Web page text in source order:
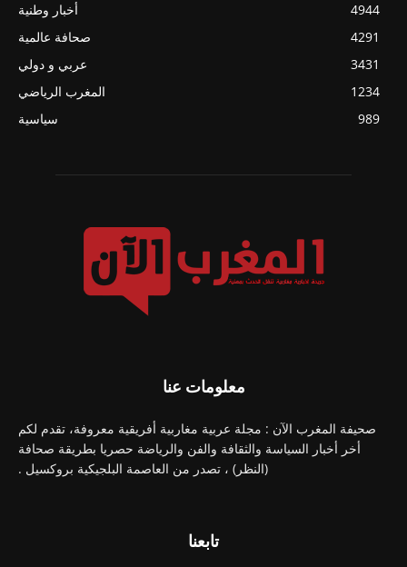
أخبار وطنية
4944
صحافة عالمية
4291
عربي و دولي
3431
المغرب الرياضي
1234
سياسية
989
معلومات عنا
صحيفة المغرب الآن : مجلة عربية مغاربية أفريقية معروفة، تقدم لكم
أخر أخبار السياسة والثقافة والفن والرياضة حصريا بطريقة صحافة
(النظر) ، تصدر من العاصمة البلجيكية بروكسيل .
تابعنا